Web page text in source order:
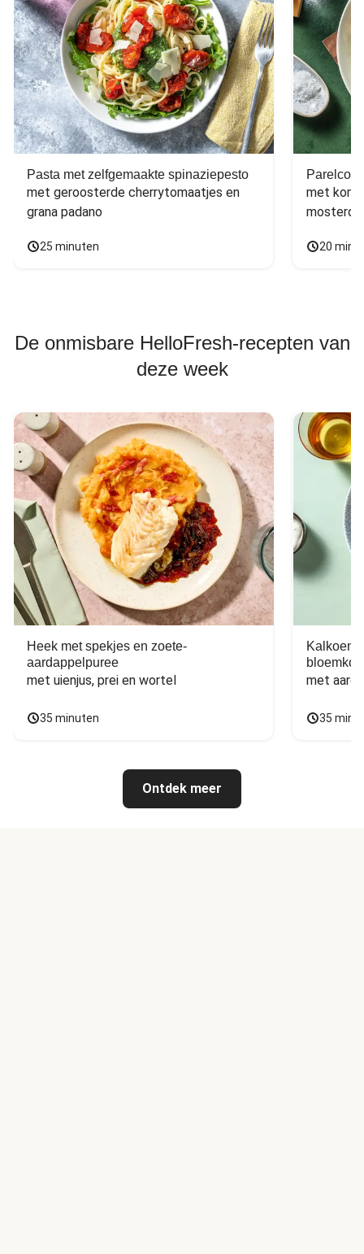
Pasta met zelfgemaakte spinaziepesto
met geroosterde cherrytomaatjes en
grana padano
25 minuten
met
20
De onmisbare HelloFresh-recepten van
deze week
Heek met spekjes en zoete-
aardappelpuree
met uienjus, prei en wortel
35 minuten
Kalkoen
met
35
Ontdek meer